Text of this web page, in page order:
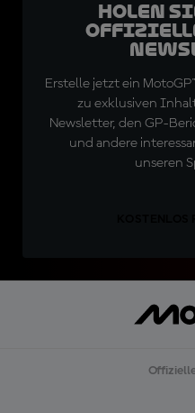
Holen
Erstelle jetzt ein
zu exklusiven
Newsletter, den GP-
und andere
unseren